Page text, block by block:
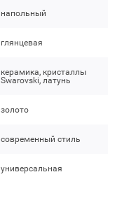
напольный
глянцевая
керамика, кристаллы
Swarovski, латунь
золото
современный стиль
универсальная